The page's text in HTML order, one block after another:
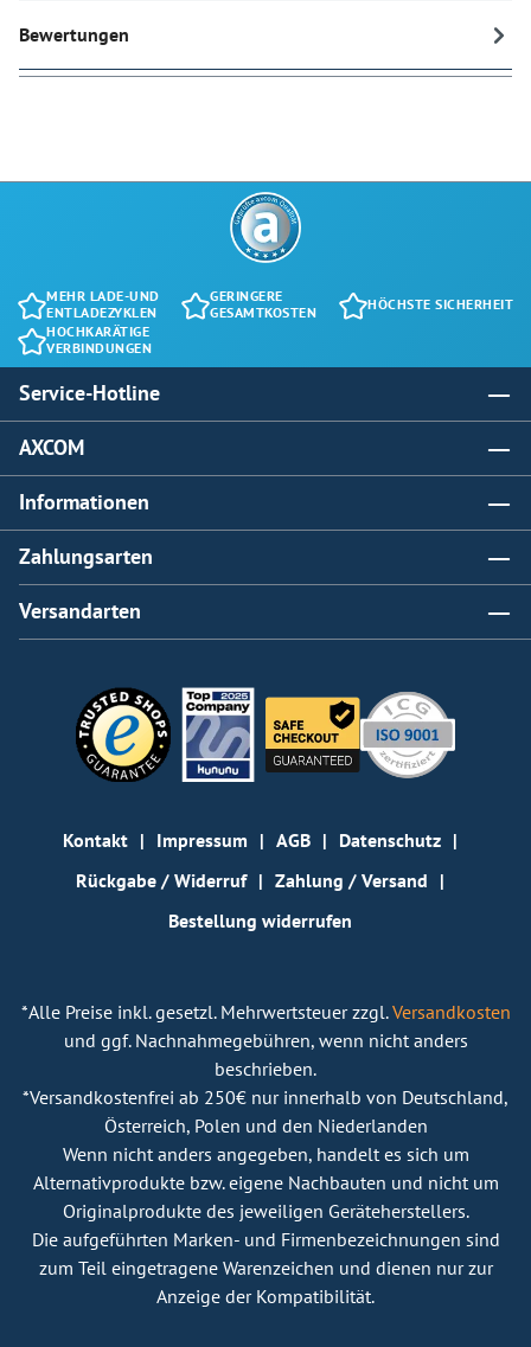
Bewertungen
MEHR LADE-UND
ENTLADEZYKLEN
GERINGERE
GESAMTKOSTEN
HÖCHSTE SICHERHEIT
HOCHKARÄTIGE
VERBINDUNGEN
Service-Hotline
AXCOM
Informationen
Zahlungsarten
Versandarten
Kontakt Impressum AGB
Datenschutz
Rückgabe / Widerruf
Zahlung / Versand
Bestellung widerrufen
*Alle Preise inkl. gesetzl. Mehrwertsteuer zzgl.Versandkosten
und ggf. Nachnahmegebühren, wenn nicht anders
beschrieben.
*Versandkostenfrei ab 250€ nur innerhalb von Deutschland,
Österreich, Polen und den Niederlanden
Wenn nicht anders angegeben, handelt es sich um
Alternativprodukte bzw. eigene Nachbauten und nicht um
Originalprodukte des jeweiligen Geräteherstellers.
Die aufgeführten Marken- und Firmenbezeichnungen sind
zum Teil eingetragene Warenzeichen und dienen nur zur
Anzeige der Kompatibilität.